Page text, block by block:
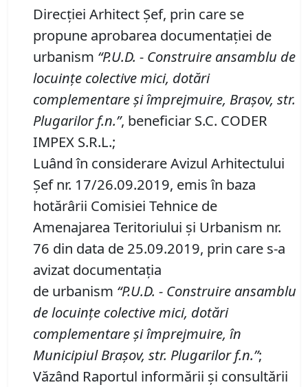
Direcției Arhitect Șef, prin care se
propune aprobarea documentaţiei de
urbanism “P.U.D. - Construire ansamblu de
locuinţe colective mici, dotări
complementare şi împrejmuire, Braşov, str.
Plugarilor f.n.”, beneficiar S.C. CODER
IMPEX S.R.L.;
Luând în considerare Avizul Arhitectului
Şef nr. 17/26.09.2019, emis în baza
hotărârii Comisiei Tehnice de
Amenajarea Teritoriului şi Urbanism nr.
76 din data de 25.09.2019, prin care s-a
avizat documentaţia
de urbanism “P.U.D. - Construire ansamblu
de locuinţe colective mici, dotări
complementare şi împrejmuire, în
Municipiul Braşov, str. Plugarilor f.n.”;
Văzând Raportul informării şi consultării